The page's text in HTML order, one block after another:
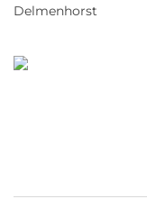
Delmenhorst